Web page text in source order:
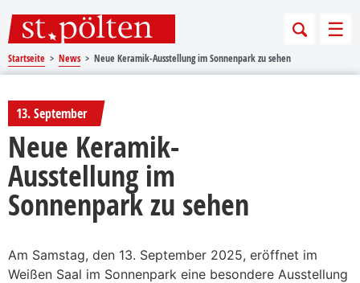
Startseite News Neue Keramik-Ausstellung im Sonnenpark zu sehen
13. September
Neue Keramik-
Ausstellung im
Sonnenpark zu sehen
Am Samstag, den 13. September 2025, eröffnet im
Weißen Saal im Sonnenpark eine besondere Ausstellung